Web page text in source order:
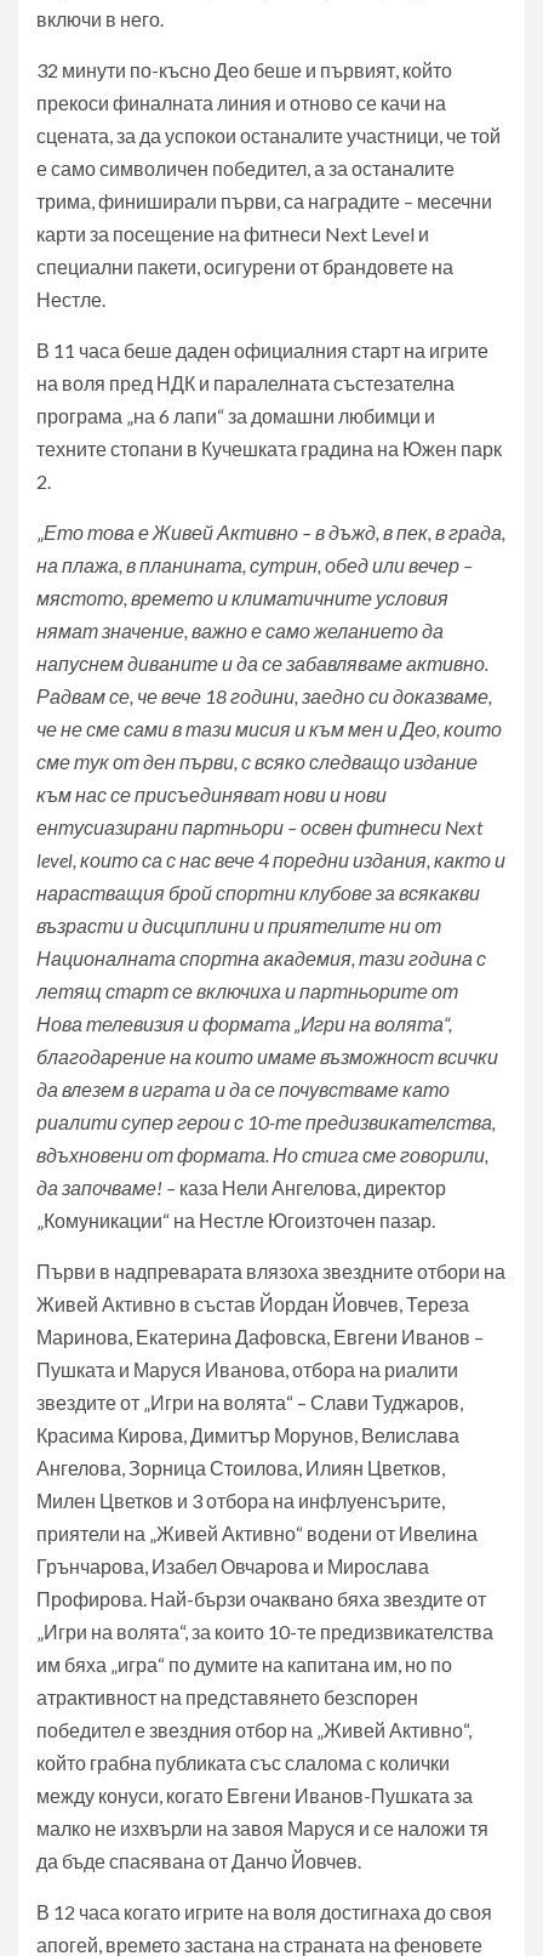
включи в него.
32 минути по-късно Део беше и първият, който
прекоси финалната линия и отново се качи на
сцената, за да успокои останалите участници, че той
е само символичен победител, а за останалите
трима, финиширали първи, са наградите – месечни
карти за посещение на фитнеси Next Level и
специални пакети, осигурени от брандовете на
Нестле.
В 11 часа беше даден официалния старт на игрите
на воля пред НДК и паралелната състезателна
програма „на 6 лапи“ за домашни любимци и
техните стопани в Кучешката градина на Южен парк
2.
„Ето това е Живей Активно – в дъжд, в пек, в града,
на плажа, в планината, сутрин, обед или вечер –
мястото, времето и климатичните условия
нямат значение, важно е само желанието да
напуснем диваните и да се забавляваме активно.
Радвам се, че вече 18 години, заедно си доказваме,
че не сме сами в тази мисия и към мен и Део, които
сме тук от ден първи, с всяко следващо издание
към нас се присъединяват нови и нови
ентусиазирани партньори – освен фитнеси Next
level, които са с нас вече 4 поредни издания, както и
нарастващия брой спортни клубове за всякакви
възрасти и дисциплини и приятелите ни от
Националната спортна академия, тази година с
летящ старт се включиха и партньорите от
Нова телевизия и формата „Игри на волята“,
благодарение на които имаме възможност всички
да влезем в играта и да се почувстваме като
риалити супер герои с 10-те предизвикателства,
вдъхновени от формата. Но стига сме говорили,
да започваме! – каза Нели Ангелова, директор
„Комуникации“ на Нестле Югоизточен пазар.
Първи в надпреварата влязоха звездните отбори на
Живей Активно в състав Йордан Йовчев, Тереза
Маринова, Екатерина Дафовска, Евгени Иванов –
Пушката и Маруся Иванова, отбора на риалити
звездите от „Игри на волята“ – Слави Туджаров,
Красима Кирова, Димитър Морунов, Велислава
Ангелова, Зорница Стоилова, Илиян Цветков,
Милен Цветков и 3 отбора на инфлуенсърите,
приятели на „Живей Активно“ водени от Ивелина
Грънчарова, Изабел Овчарова и Мирослава
Профирова. Най-бързи очаквано бяха звездите от
„Игри на волята“, за които 10-те предизвикателства
им бяха „игра“ по думите на капитана им, но по
атрактивност на представянето безспорен
победител е звездния отбор на „Живей Активно“,
който грабна публиката със слалома с колички
между конуси, когато Евгени Иванов-Пушката за
малко не изхвърли на завоя Маруся и се наложи тя
да бъде спасявана от Данчо Йовчев.
В 12 часа когато игрите на воля достигнаха до своя
апогей, времето застана на страната на феновете